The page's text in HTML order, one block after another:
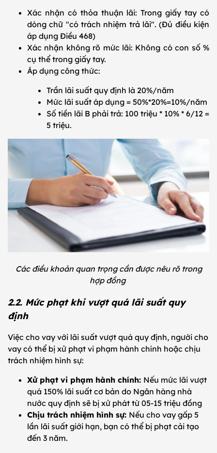
Xác nhận có thỏa thuận lãi: Trong giấy tay có
dòng chữ "có trách nhiệm trả lãi". (Đủ điều kiện
áp dụng Điều 468)
Xác nhận không rõ mức lãi: Không có con số %
cụ thể trong giấy tay.
Áp dụng công thức:
Trần lãi suất quy định là 20%/năm
Mức lãi suất áp dụng = 50%*20%=10%/năm
Số tiền lãi B phải trả: 100 triệu * 10% * 6/12 =
5 triệu.
Các điều khoản quan trọng cần được nêu rõ trong
hợp đồng
2.2. Mức phạt khi vượt quá lãi suất quy
định
Việc cho vay với lãi suất vượt quá quy định, người cho
vay có thể bị xử phạt vi phạm hành chính hoặc chịu
trách nhiệm hình sự:
Xử phạt vi phạm hành chính: Nếu mức lãi vượt
quá 150% lãi suất cơ bản do Ngân hàng nhà
nước quy định sẽ bị xử phát từ 05-15 triệu đồng
Chịu trách nhiệm hình sự: Nếu cho vay gấp 5
lần lãi suất giới hạn, bạn có thể bị phạt cải tạo
đến 3 năm.